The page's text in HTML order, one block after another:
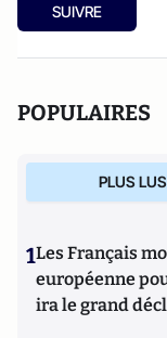
SUIVRE
POPULAIRES
PLUS LUS
1Les Français
européenne
ira le grand